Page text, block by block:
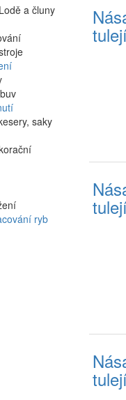
Lodě a čluny
saky
ryb